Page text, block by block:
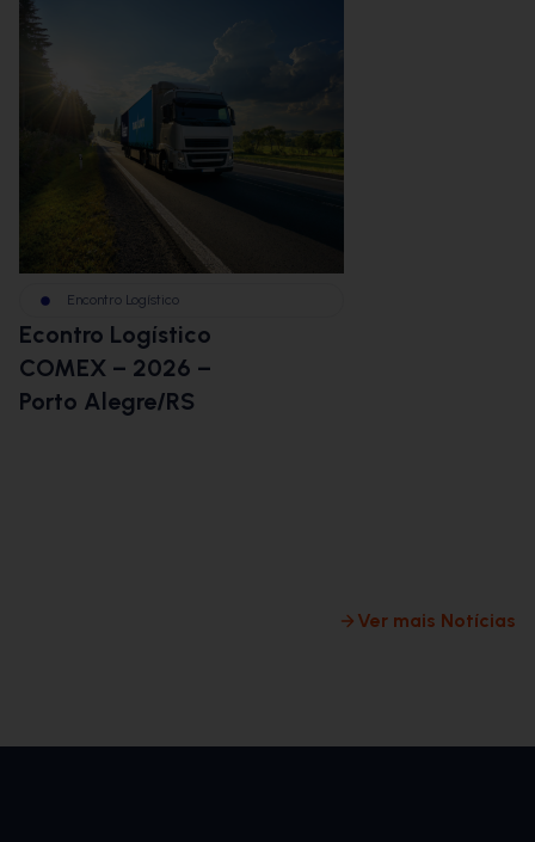
Ver mais Notícias
Encontro Logístico
Econtro Logístico
COMEX – 2026 –
Porto Alegre/RS